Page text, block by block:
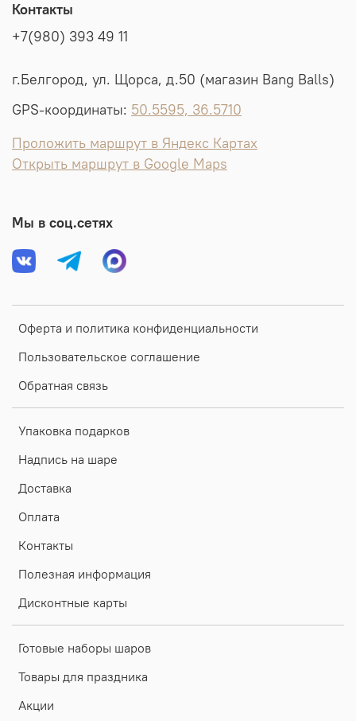
Оферта и политика конфиденциальности
Пользовательское соглашение
Обратная связь
Упаковка подарков
Надпись на шаре
Доставка
Оплата
Контакты
Полезная информация
Дисконтные карты
Готовые наборы шаров
Товары для праздника
Акции
Контакты
+7(980) 393 49 11
г.Белгород, ул. Щорса, д.50 (магазин Bang Balls)
GPS-координаты: 50.5595, 36.5710
Проложить маршрут в Яндекс Картах
Открыть маршрут в Google Maps
Мы в соц.сетях